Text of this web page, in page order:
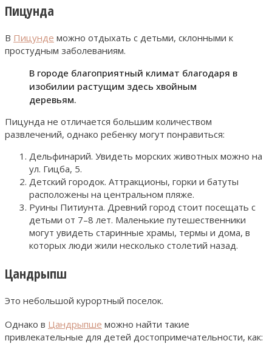
Пицунда
В Пицунде можно отдыхать с детьми, склонными к
простудным заболеваниям.
В городе благоприятный климат благодаря в
изобилии растущим здесь хвойным
деревьям.
Пицунда не отличается большим количеством
развлечений, однако ребенку могут понравиться:
Дельфинарий. Увидеть морских животных можно на
ул. Гицба, 5.
Детский городок. Аттракционы, горки и батуты
расположены на центральном пляже.
Руины Питиунта. Древний город стоит посещать с
детьми от 7–8 лет. Маленькие путешественники
могут увидеть старинные храмы, термы и дома, в
которых люди жили несколько столетий назад.
Цандрыпш
Это небольшой курортный поселок.
Однако в Цандрыпше можно найти такие
привлекательные для детей достопримечательности, как: